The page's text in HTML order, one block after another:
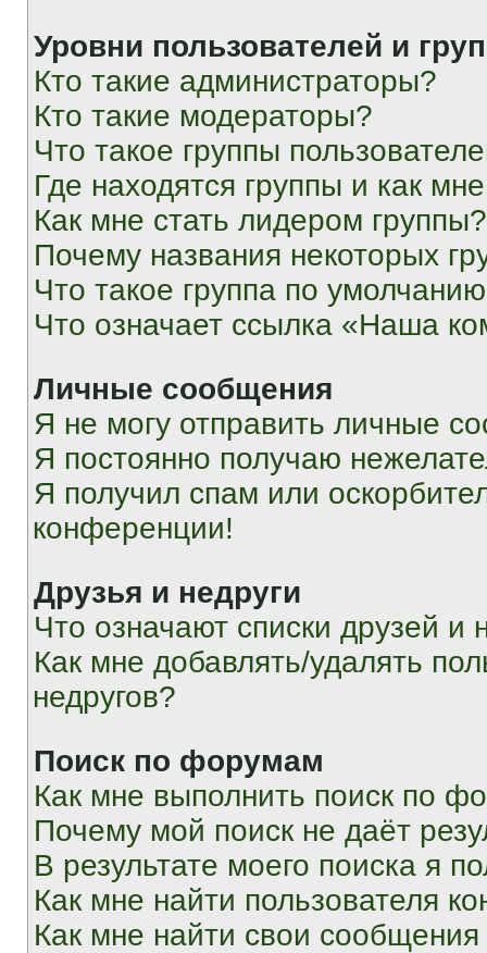
Уровни пользователей и
Кто такие администраторы?
Кто такие модераторы?
Что такое группы
Где находятся группы и как
Как мне стать лидером группы?
Почему названия некоторых
Что такое группа по
Что означает ссылка «Наша
Личные сообщения
Я не могу отправить личные
Я постоянно получаю
Я получил спам или
конференции!
Друзья и недруги
Что означают списки друзей и
Как мне добавлять/удалять
недругов?
Поиск по форумам
Как мне выполнить поиск по
Почему мой поиск не даёт
В результате моего поиска я
Как мне найти пользователя
Как мне найти свои